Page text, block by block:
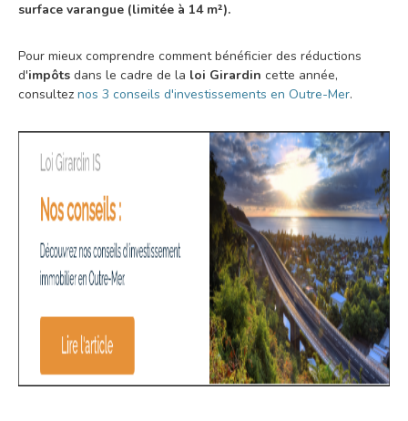
surface varangue (limitée à 14 m²).
Pour mieux comprendre comment bénéficier des réductions
d'impôts dans le cadre de la loi Girardin cette année,
consultez nos 3 conseils d'investissements en Outre-Mer.